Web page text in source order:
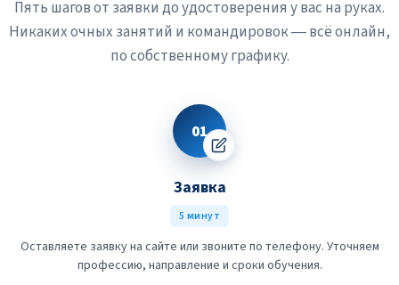
Пять шагов от заявки до удостоверения у вас на руках.
Никаких очных занятий и командировок — всё онлайн,
по собственному графику.
01
Заявка
5 минут
Оставляете заявку на сайте или звоните по телефону. Уточняем
профессию, направление и сроки обучения.